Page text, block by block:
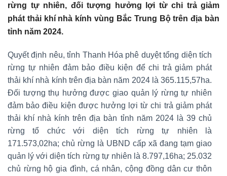
rừng tự nhiên, đối tượng hưởng lợi từ chi trả giảm
phát thải khí nhà kính vùng Bắc Trung Bộ trên địa bàn
tỉnh năm 2024.
Quyết định nêu, tỉnh Thanh Hóa phê duyệt tổng diện tích
rừng tự nhiên đảm bảo điều kiện để chi trả giảm phát
thải khí nhà kính trên địa bàn năm 2024 là 365.115,57ha.
Đối tượng thụ hưởng được giao quản lý rừng tự nhiên
đảm bảo điều kiện được hưởng lợi từ chi trả giảm phát
thải khí nhà kính trên địa bàn tỉnh năm 2024 là 39 chủ
rừng tổ chức với diện tích rừng tự nhiên là
171.573,02ha; chủ rừng là UBND cấp xã đang tạm giao
quản lý với diện tích rừng tự nhiên là 8.797,16ha; 25.032
chủ rừng hộ gia đình, cá nhân, cộng đồng dân cư thôn